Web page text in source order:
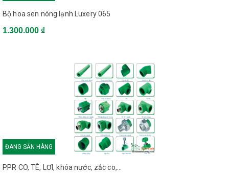
Bộ hoa sen nóng lạnh Luxery 065
1.300.000 ₫
ĐANG SẴN HÀNG
PPR CO, TÊ, LƠI, khóa nước, zắc co,...